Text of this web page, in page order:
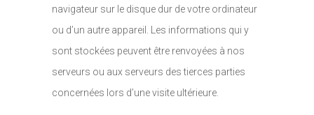
navigateur sur le disque dur de votre ordinateur
ou d’un autre appareil. Les informations qui y
sont stockées peuvent être renvoyées à nos
serveurs ou aux serveurs des tierces parties
concernées lors d’une visite ultérieure.